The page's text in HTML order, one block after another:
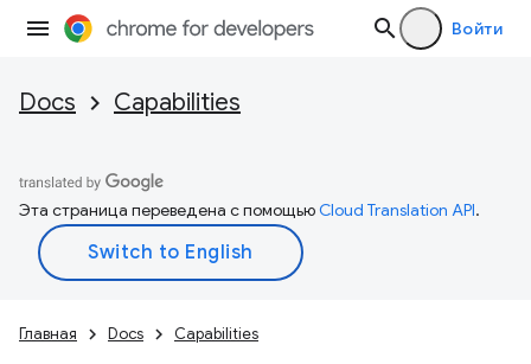
Войти
Docs Capabilities
Эта страница переведена с помощьюCloud Translation API.
Главная Docs Capabilities